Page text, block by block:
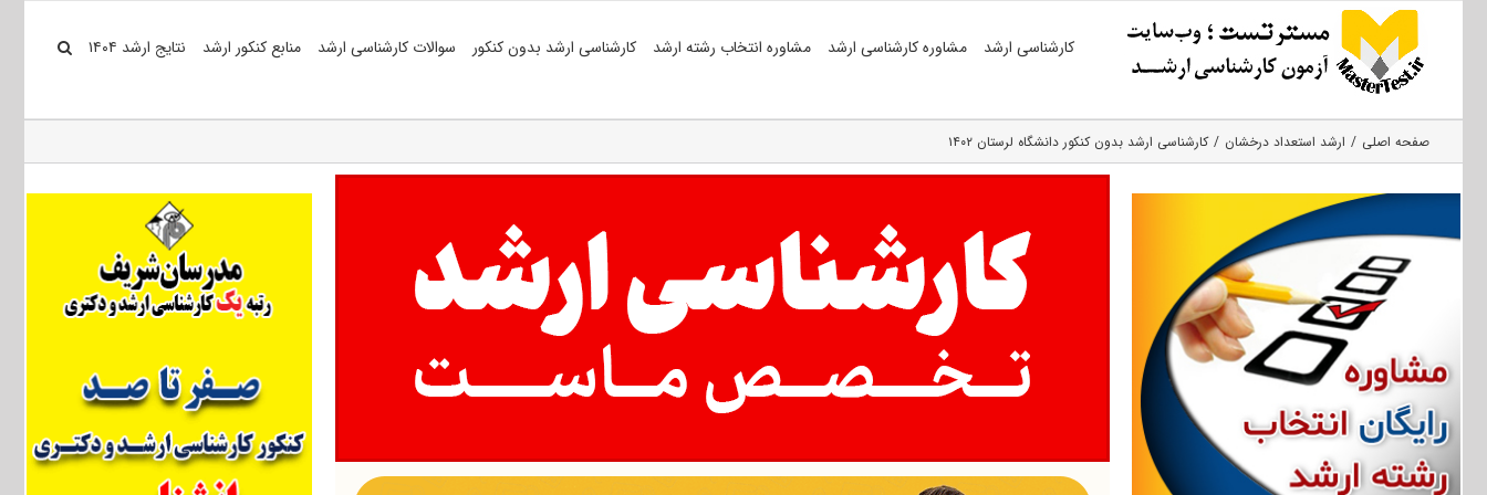
کارشناسی ارشد مشاوره کارشناسی ارشد مشاوره انتخاب رشته ارشد کارشناسی ارشد بدون کنکور سوالات کارشناسی ارشد منابع کنکور ارشد نتایج ارشد ۱۴۰۴
صفحه اصلی ارشد استعداد درخشان کارشناسی ارشد بدون کنکور دانشگاه لرستان ۱۴۰۲